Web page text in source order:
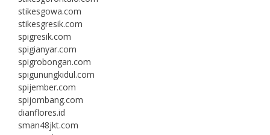
stikesgowa.com
stikesgresik.com
spigresik.com
spigianyar.com
spigrobongan.com
spigunungkidul.com
spijember.com
spijombang.com
dianflores.id
sman48jkt.com